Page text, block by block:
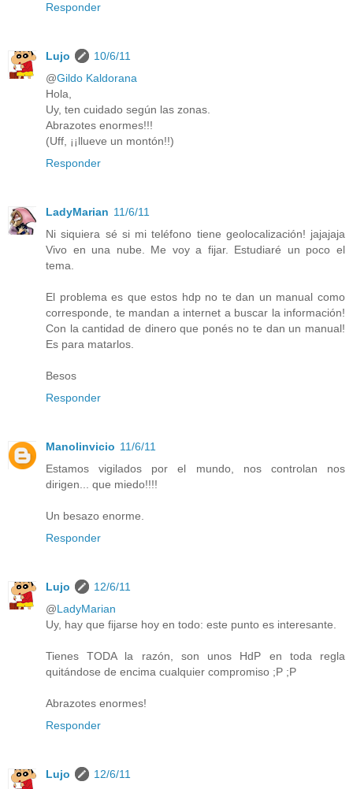
Responder
Lujo
10/6/11
@Gildo Kaldorana
Hola,
Uy, ten cuidado según las zonas.
Abrazotes enormes!!!
(Uff, ¡¡llueve un montón!!)
Responder
LadyMarian 11/6/11
Ni siquiera sé si mi teléfono tiene geolocalización! jajajaja
Vivo en una nube. Me voy a fijar. Estudiaré un poco el
tema.
El problema es que estos hdp no te dan un manual como
corresponde, te mandan a internet a buscar la información!
Con la cantidad de dinero que ponés no te dan un manual!
Es para matarlos.
Besos
Responder
Manolinvicio 11/6/11
Estamos vigilados por el mundo, nos controlan nos
dirigen... que miedo!!!!
Un besazo enorme.
Responder
Lujo
12/6/11
@LadyMarian
Uy, hay que fijarse hoy en todo: este punto es interesante.
Tienes TODA la razón, son unos HdP en toda regla
quitándose de encima cualquier compromiso ;P ;P
Abrazotes enormes!
Responder
Lujo
12/6/11